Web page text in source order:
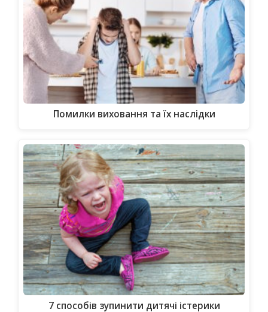
Помилки виховання та їх наслідки
7 способів зупинити дитячі істерики